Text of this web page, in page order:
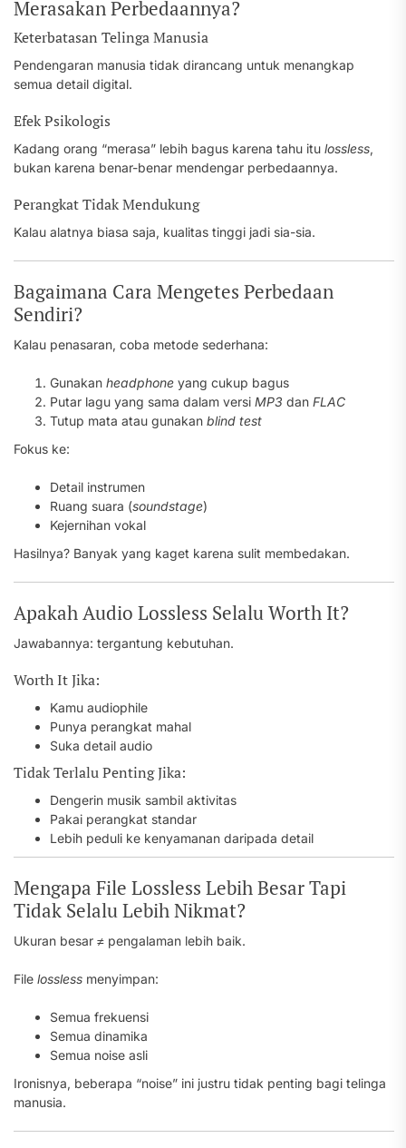
Merasakan Perbedaannya?
Keterbatasan Telinga Manusia
Pendengaran manusia tidak dirancang untuk menangkap
semua detail digital.
Efek Psikologis
Kadang orang “merasa” lebih bagus karena tahu itu lossless,
bukan karena benar-benar mendengar perbedaannya.
Perangkat Tidak Mendukung
Kalau alatnya biasa saja, kualitas tinggi jadi sia-sia.
Bagaimana Cara Mengetes Perbedaan
Sendiri?
Kalau penasaran, coba metode sederhana:
Gunakan headphone yang cukup bagus
Putar lagu yang sama dalam versi MP3 dan FLAC
Tutup mata atau gunakan blind test
Fokus ke:
Detail instrumen
Ruang suara (soundstage)
Kejernihan vokal
Hasilnya? Banyak yang kaget karena sulit membedakan.
Apakah Audio Lossless Selalu Worth It?
Jawabannya: tergantung kebutuhan.
Worth It Jika:
Kamu audiophile
Punya perangkat mahal
Suka detail audio
Tidak Terlalu Penting Jika:
Dengerin musik sambil aktivitas
Pakai perangkat standar
Lebih peduli ke kenyamanan daripada detail
Mengapa File Lossless Lebih Besar Tapi
Tidak Selalu Lebih Nikmat?
Ukuran besar ≠ pengalaman lebih baik.
File lossless menyimpan:
Semua frekuensi
Semua dinamika
Semua noise asli
Ironisnya, beberapa “noise” ini justru tidak penting bagi telinga
manusia.